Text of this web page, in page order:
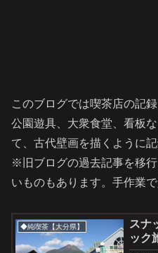
このブログでは喫茶店の記
公園遊具、大衆食堂、看板
て、古代壁画を描くように
※旧ブログの過去記事を移
いものもあります。手作業で
◆純喫茶【大分県】
スナ
ック